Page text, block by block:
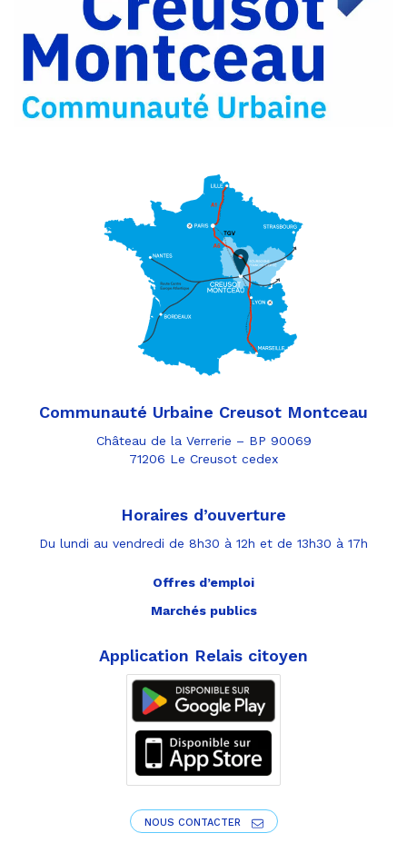
Twitter
Partager
par
e-
mail
Communauté Urbaine Creusot Montceau
Château de la Verrerie – BP 90069
71206 Le Creusot cedex
Horaires d’ouverture
Du lundi au vendredi de 8h30 à 12h et de 13h30 à 17h
Offres d’emploi
Marchés publics
Application Relais citoyen
NOUS CONTACTER